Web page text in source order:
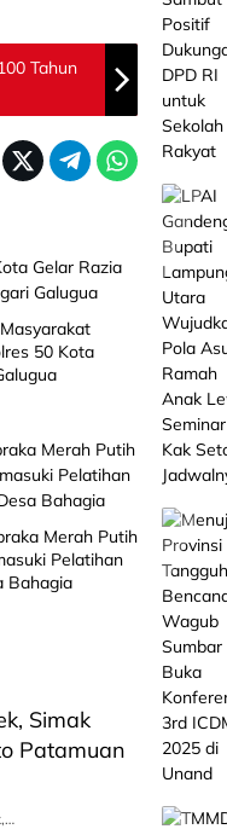
Tahun
50 Kota
Merah Putih
Pelatihan
Bahagia
Simak
Patamuan